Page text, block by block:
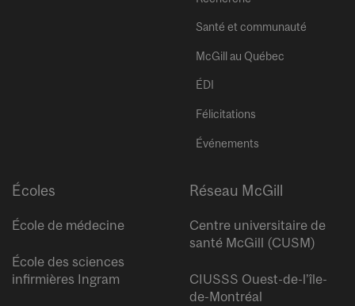
Santé et communauté
McGill au Québec
ÉDI
Félicitations
Événements
Écoles
École de médecine
École des sciences
infirmières Ingram
Réseau McGill
Centre universitaire de
santé McGill (CUSM)
CIUSSS Ouest-de-l’île-
de-Montréal